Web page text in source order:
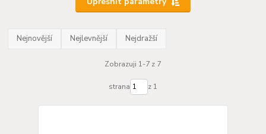
Nejnovější Nejlevnější Nejdražší
Zobrazuji 1-7 z 7
strana z 1